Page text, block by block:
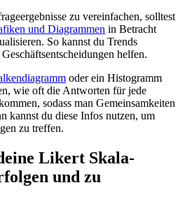
zu vereinfachen, solltest
und Diagrammen in Betracht
So kannst du Trends
helfen.
oder ein Histogramm
wie oft die Antworten für jede
sodass man Gemeinsamkeiten
kannst du diese Infos nutzen, um
zu treffen.
Likert Skala-
und zu